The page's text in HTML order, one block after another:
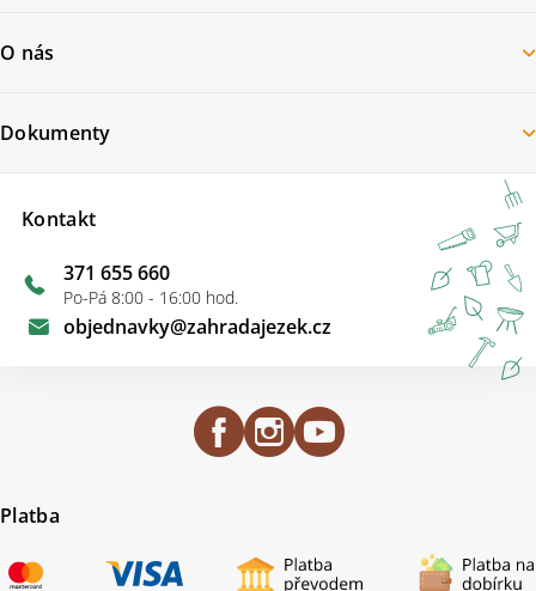
O nás
Kontakt
objednavky@zahradajezek.cz
371 655 660
Po-Pá 8:00 - 16:00 hod.
Dokumenty
Platba